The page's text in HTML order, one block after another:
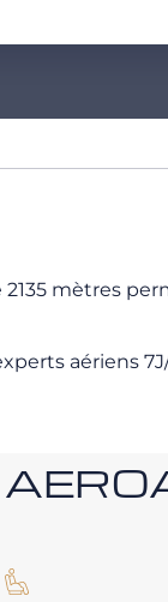
mètres
aériens